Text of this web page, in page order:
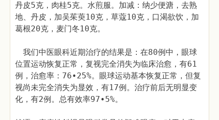
丹皮5克，肉桂5克。水煎服。加减：纳少便溏，去熟
地、丹皮，加吴茱萸10克，草蔻10克，口渴欲饮，加
葛根20克，麦门冬10克。
我们中医眼科近期治疗的结果是：在80例中，眼球
位置运动恢复正常，复视完全消失为临床治愈，有61
例，治愈率：76•25%。眼球运动基本恢复正常，但复
视尚未完全消失为显效，有17例。治疗前后无明显变
化，有2例。总有效率97•5%。